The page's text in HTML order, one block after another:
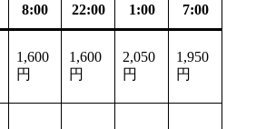
8:00
22:00
1:00
7:00
1,600
円
1,600
円
2,050
円
1,950
円